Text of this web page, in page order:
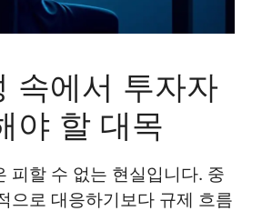
속에서 투자자
야 할 대목
피할 수 없는 현실입니다. 중
으로 대응하기보다 규제 흐름